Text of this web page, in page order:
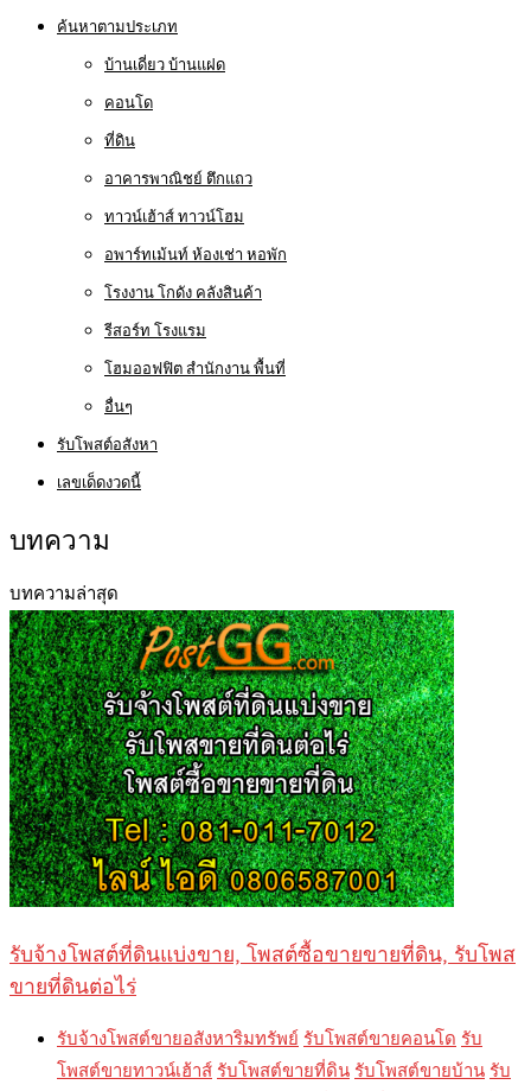
ค้นหาตามประเภท
บ้านเดี่ยว บ้านแฝด
คอนโด
ที่ดิน
อาคารพาณิชย์ ตึกแถว
ทาวน์เฮ้าส์ ทาวน์โฮม
อพาร์ทเม้นท์ ห้องเช่า หอพัก
โรงงาน โกดัง คลังสินค้า
รีสอร์ท โรงแรม
โฮมออฟฟิต สำนักงาน พื้นที่
อื่นๆ
รับโพสต์อสังหา
เลขเด็ดงวดนี้
บทความ
บทความล่าสุด
รับจ้างโพสต์ที่ดินแบ่งขาย, โพสต์ซื้อขายขายที่ดิน, รับโพส
ขายที่ดินต่อไร่
รับจ้างโพสต์ขายอสังหาริมทรัพย์ รับโพสต์ขายคอนโด รับ
โพสต์ขายทาวน์เฮ้าส์ รับโพสต์ขายที่ดิน รับโพสต์ขายบ้าน รับ